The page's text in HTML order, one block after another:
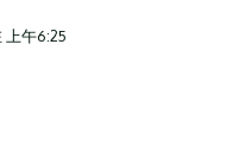
上午6:25